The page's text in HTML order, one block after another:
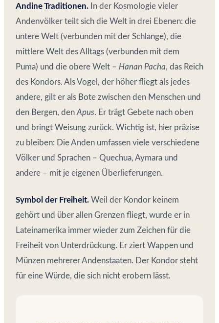
Andine Traditionen. In der Kosmologie vieler
Andenvölker teilt sich die Welt in drei Ebenen: die
untere Welt (verbunden mit der Schlange), die
mittlere Welt des Alltags (verbunden mit dem
Puma) und die obere Welt – Hanan Pacha, das Reich
des Kondors. Als Vogel, der höher fliegt als jedes
andere, gilt er als Bote zwischen den Menschen und
den Bergen, den Apus. Er trägt Gebete nach oben
und bringt Weisung zurück. Wichtig ist, hier präzise
zu bleiben: Die Anden umfassen viele verschiedene
Völker und Sprachen – Quechua, Aymara und
andere – mit je eigenen Überlieferungen.
Symbol der Freiheit. Weil der Kondor keinem
gehört und über allen Grenzen fliegt, wurde er in
Lateinamerika immer wieder zum Zeichen für die
Freiheit von Unterdrückung. Er ziert Wappen und
Münzen mehrerer Andenstaaten. Der Kondor steht
für eine Würde, die sich nicht erobern lässt.